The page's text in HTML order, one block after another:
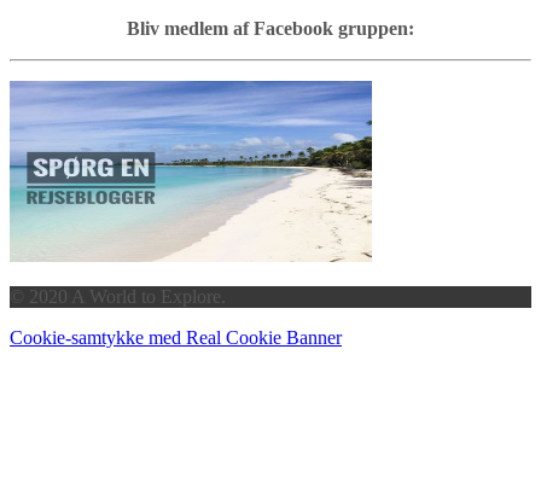
Bliv medlem af Facebook gruppen:
© 2020 A World to Explore.
Cookie-samtykke med Real Cookie Banner